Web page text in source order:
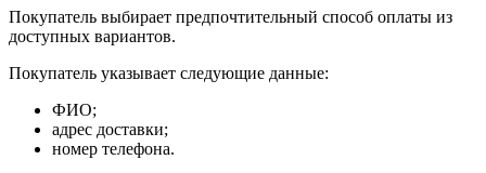
Покупатель выбирает предпочтительный способ оплаты из
доступных вариантов.
Покупатель указывает следующие данные:
ФИО;
адрес доставки;
номер телефона.